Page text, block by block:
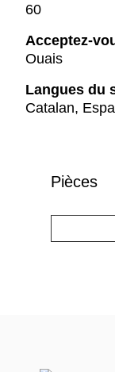
60
Acceptez-
Ouais
Langues du
Catalan,
Pièces